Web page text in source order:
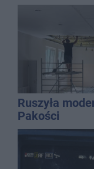
Ruszyła
Pakości